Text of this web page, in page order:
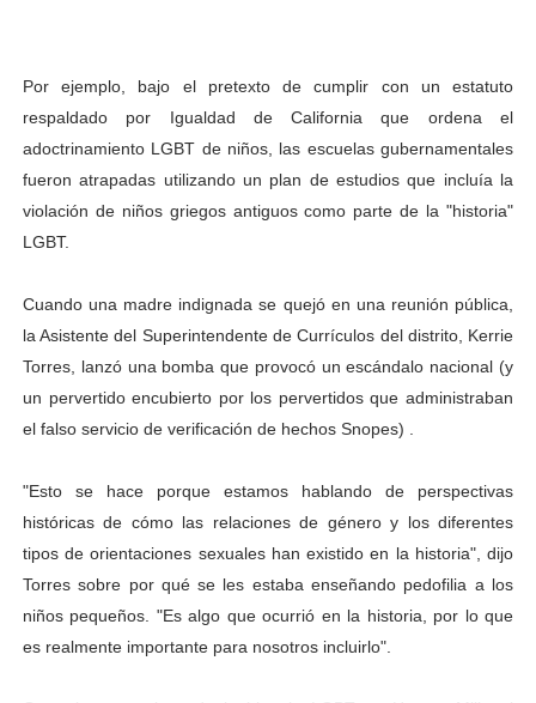
Por ejemplo, bajo el pretexto de cumplir con un estatuto
respaldado por Igualdad de California que ordena el
adoctrinamiento LGBT de niños, las escuelas gubernamentales
fueron atrapadas utilizando un plan de estudios que incluía la
violación de niños griegos antiguos como parte de la "historia"
LGBT.
Cuando una madre indignada se quejó en una reunión pública,
la Asistente del Superintendente de Currículos del distrito, Kerrie
Torres, lanzó una bomba que provocó un escándalo nacional (y
un pervertido encubierto por los pervertidos que administraban
el falso servicio de verificación de hechos Snopes) .
"Esto se hace porque estamos hablando de perspectivas
históricas de cómo las relaciones de género y los diferentes
tipos de orientaciones sexuales han existido en la historia", dijo
Torres sobre por qué se les estaba enseñando pedofilia a los
niños pequeños. "Es algo que ocurrió en la historia, por lo que
es realmente importante para nosotros incluirlo".